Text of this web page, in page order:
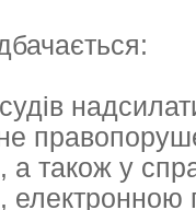
а також у